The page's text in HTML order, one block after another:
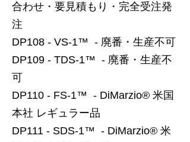
合わせ・要見積もり・完全受注発
注
DP108 - VS-1™ - 廃番・生産不可
DP109 - TDS-1™ - 廃番・生産不
可
DP110 - FS-1™ - DiMarzio® 米国
本社 レギュラー品
DP111 - SDS-1™ - DiMarzio® 米